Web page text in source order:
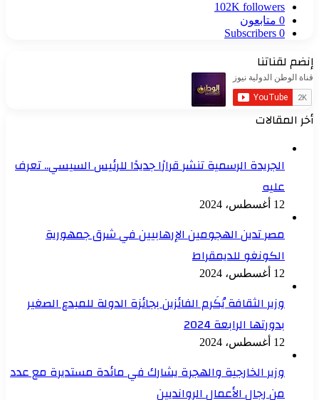
102K followers
0 متابعون
0
Subscribers
إنضم لقناتنا
أخر المقالات
الجريدة الرسمية تنشر قرارًا جديدًا للرئيس السيسي.. تعرف
عليه
12 أغسطس، 2024
مصر تدين الهجومين الإرهابيين في شرق جمهورية
الكونغو للديمقراط
12 أغسطس، 2024
وزير الثقافة يُكَرم الفائزين بجائزة الدولة للمبدع الصغير
بدورتها الرابعة 2024
12 أغسطس، 2024
وزير الخارجية والهجرة يشارك في مائدة مستديرة مع عدد
من رجال الأعمال الروانديين